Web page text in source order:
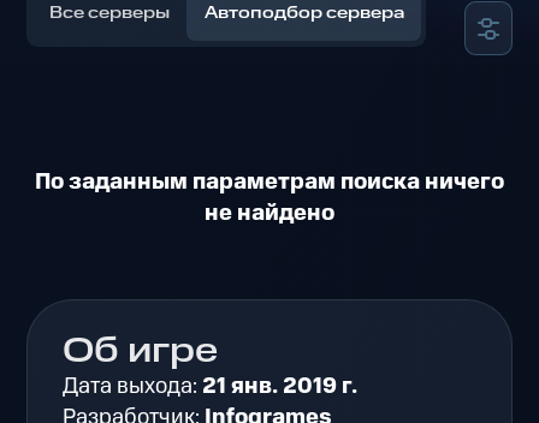
Все серверы Автоподбор сервера
По заданным параметрам поиска ничего
не найдено
Об игре
Дата выхода: 21 янв. 2019 г.